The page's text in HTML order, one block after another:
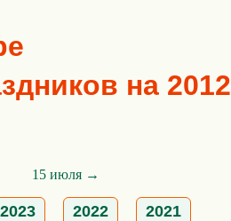
на 2012
15 июля →
2023 2022 2021